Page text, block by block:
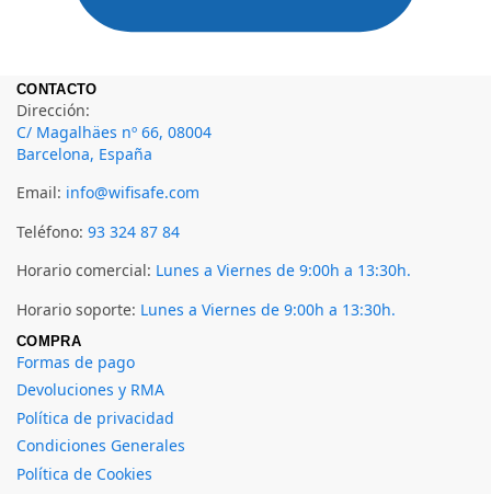
CONTACTO
Dirección:
C/ Magalhäes nº 66, 08004
Barcelona, España
Email: info@wifisafe.com
Teléfono: 93 324 87 84
Horario comercial: Lunes a Viernes de 9:00h a 13:30h.
Horario soporte: Lunes a Viernes de 9:00h a 13:30h.
COMPRA
Formas de pago
Devoluciones y RMA
Política de privacidad
Condiciones Generales
Política de Cookies